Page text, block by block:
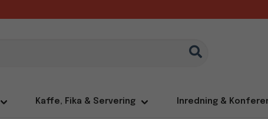
Kaffe, Fika & Servering Inredning &